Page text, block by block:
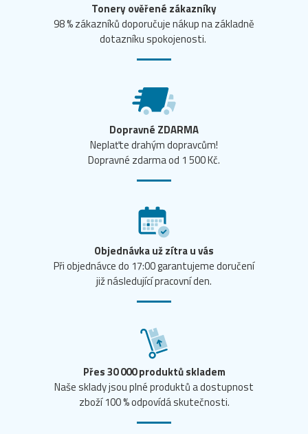
Tonery ověřené zákazníky
98 % zákazníků doporučuje nákup na základně
dotazníku spokojenosti.
Dopravné ZDARMA
Neplaťte drahým dopravcům!
Dopravné zdarma od 1 500 Kč.
Objednávka už zítra u vás
Při objednávce do 17:00 garantujeme doručení
již následující pracovní den.
Přes 30 000 produktů skladem
Naše sklady jsou plné produktů a dostupnost
zboží 100 % odpovídá skutečnosti.